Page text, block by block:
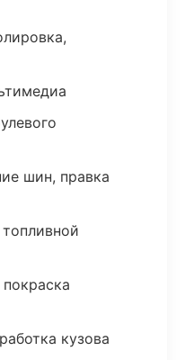
шин, правка
кузова